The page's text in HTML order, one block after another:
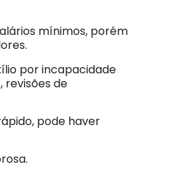
mínimos, porém
por incapacidade
de
pode haver